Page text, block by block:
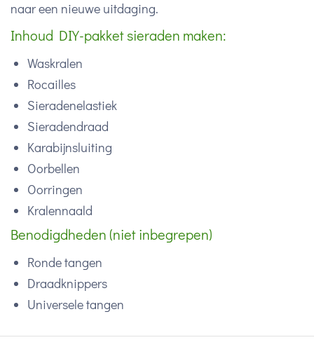
naar een nieuwe uitdaging.
Inhoud DIY-pakket sieraden maken:
Waskralen
Rocailles
Sieradenelastiek
Sieradendraad
Karabijnsluiting
Oorbellen
Oorringen
Kralennaald
Benodigdheden (niet inbegrepen)
Ronde tangen
Draadknippers
Universele tangen